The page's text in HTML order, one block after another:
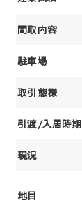
間取内容
駐車場
取引態様
引渡/入居時期
現況
地目